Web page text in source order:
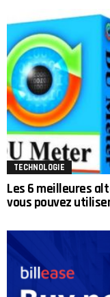
TECHNOLOGIE
Les 6 meilleures
vous pouvez